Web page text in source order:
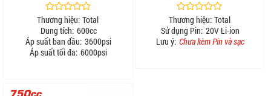
Thương hiệu: Total
Dung tích: 600cc
Áp suất ban đầu: 3600psi
Áp suất tối đa: 6000psi
Thương hiệu: Total
Sử dụng Pin: 20V Li-ion
Lưu ý: Chưa kèm Pin và sạc